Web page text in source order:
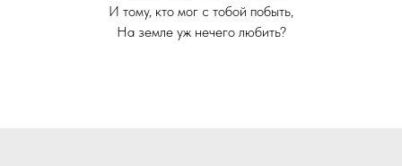
И тому, кто мог с тобой побыть,
На земле уж нечего любить?